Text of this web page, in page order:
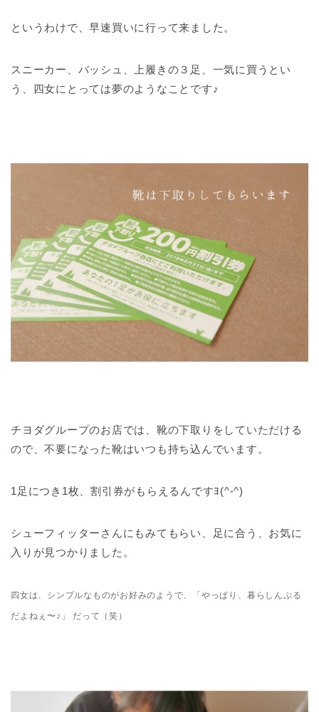
というわけで、早速買いに行って来ました。
スニーカー、バッシュ、上履きの３足、一気に買うとい
う、四女にとっては夢のようなことです♪
チヨダグループのお店では、靴の下取りをしていただける
ので、不要になった靴はいつも持ち込んでいます。
1足につき1枚、割引券がもらえるんですﾖ(^-^)
シューフィッターさんにもみてもらい、足に合う、お気に
入りが見つかりました。
四女は、シンプルなものがお好みのようで、 「やっぱり、暮らしんぷる
だよねぇ〜♪」 だって（笑）